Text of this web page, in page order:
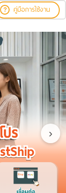
? คู่มือการใช้งาน
›